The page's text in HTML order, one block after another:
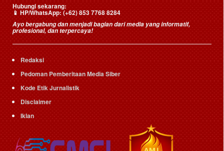
Hubungi sekarang:
📱HP/WhatsApp:(+62) 853 7768 8284
Ayo bergabung dan menjadi bagian dari media yang informatif,
profesional, dan terpercaya!
Redaksi
Pedoman Pemberitaan Media Siber
Kode Etik Jurnalistik
Disclaimer
Iklan